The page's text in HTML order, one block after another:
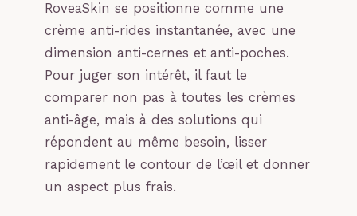
RoveaSkin se positionne comme une
crème anti-rides instantanée, avec une
dimension anti-cernes et anti-poches.
Pour juger son intérêt, il faut le
comparer non pas à toutes les crèmes
anti-âge, mais à des solutions qui
répondent au même besoin, lisser
rapidement le contour de l’œil et donner
un aspect plus frais.